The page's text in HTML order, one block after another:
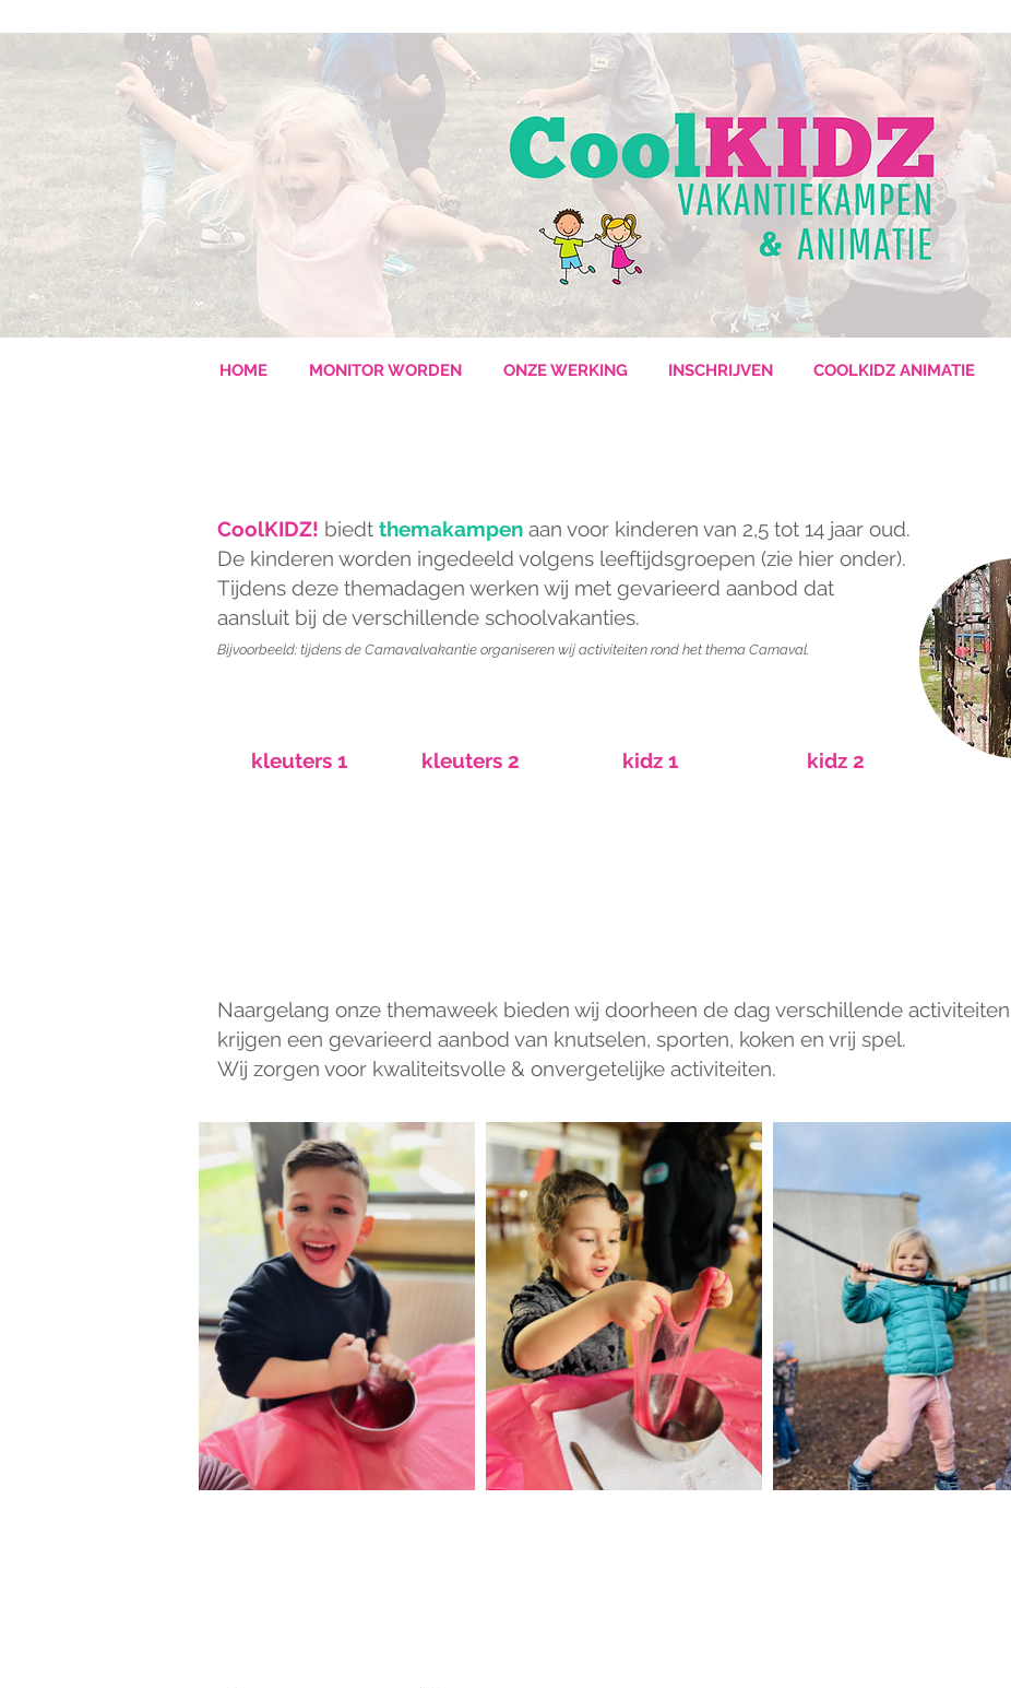
HOME MONITOR WORDEN ONZE WERKING INSCHRIJVEN COOLKIDZ ANIMATIE
CoolKIDZ! biedt themakampen aan voor kinderen van 2,5 tot 14 jaar oud.
De kinderen worden ingedeeld volgens leeftijdsgroepen (zie hier onder).
Tijdens deze themadagen werken wij met gevarieerd aanbod dat
aansluit bij de verschillende schoolvakanties.
Bijvoorbeeld: tijdens de Carnavalvakantie organiseren wij activiteiten rond het thema Carnaval.
kleuters 1 kidz 1 kidz 2
kleuters 2
Naargelang onze themaweek bieden wij doorheen de dag verschillende
krijgen een gevarieerd aanbod van knutselen, sporten, koken en vrij spel.
Wij zorgen voor kwaliteitsvolle & onvergetelijke activiteiten.